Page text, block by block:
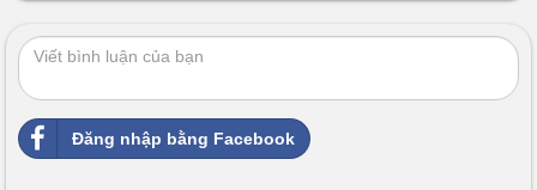
Đăng nhập bằng Facebook